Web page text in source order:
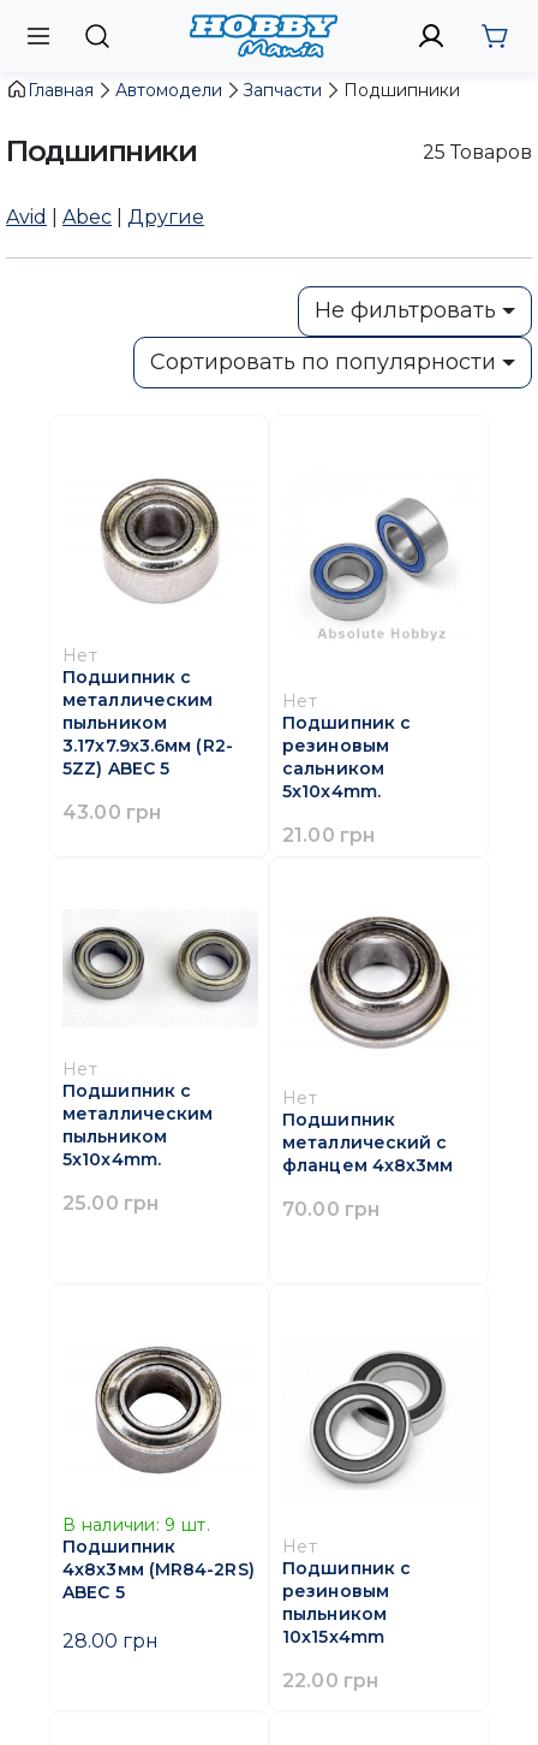
Главная Автомодели Запчасти Подшипники
Подшипники 25 Товаров
Avid | Abec | Другие
Не фильтровать
Сортировать по популярности
Нет
Подшипник с
металлическим
пыльником
3.17x7.9x3.6мм (R2-
5ZZ) ABEC 5
43.00 грн
Нет
Подшипник с
резиновым
сальником
5x10x4mm.
21.00 грн
Нет
Подшипник с
металлическим
пыльником
5x10x4mm.
25.00 грн
Нет
Подшипник
металлический с
фланцем 4х8х3мм
70.00 грн
В наличии: 9 шт.
Подшипник
4x8x3мм (MR84-2RS)
ABEC 5
28.00 грн
Нет
Подшипник с
резиновым
пыльником
10x15x4mm
22.00 грн